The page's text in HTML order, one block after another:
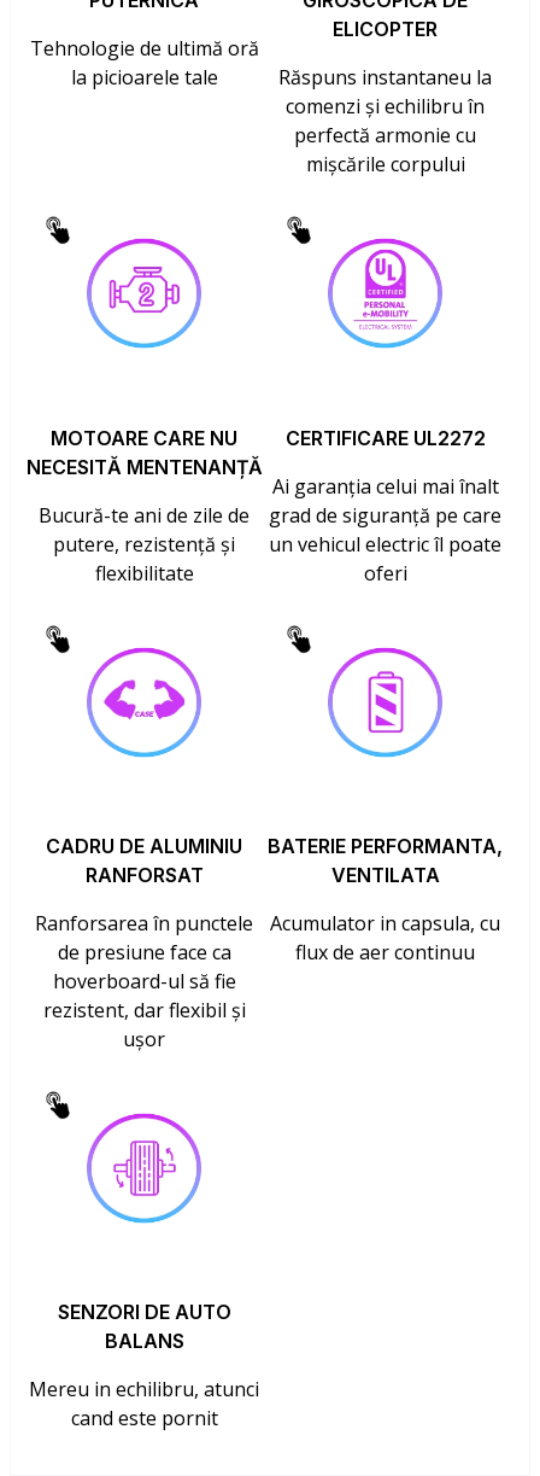
Tehnologie de ultimă oră
la picioarele tale
ELICOPTER
Răspuns instantaneu la
comenzi și echilibru în
perfectă armonie cu
mișcările corpului
MOTOARE CARE NU
NECESITĂ MENTENANȚĂ
Bucură-te ani de zile de
putere, rezistență și
flexibilitate
CERTIFICARE UL2272
Ai garanția celui mai înalt
grad de siguranță pe care
un vehicul electric îl poate
oferi
CADRU DE ALUMINIU
RANFORSAT
Ranforsarea în punctele
de presiune face ca
hoverboard-ul să fie
rezistent, dar flexibil și
ușor
BATERIE PERFORMANTA,
VENTILATA
Acumulator in capsula, cu
flux de aer continuu
SENZORI DE AUTO
BALANS
Mereu in echilibru, atunci
cand este pornit